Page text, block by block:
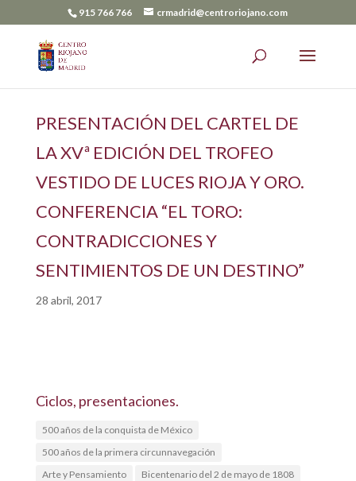
915 766 766 crmadrid@centroriojano.com
PRESENTACIÓN DEL CARTEL DE
LA XVª EDICIÓN DEL TROFEO
VESTIDO DE LUCES RIOJA Y ORO.
CONFERENCIA “EL TORO:
CONTRADICCIONES Y
SENTIMIENTOS DE UN DESTINO”
28 abril, 2017
Ciclos, presentaciones.
500 años de la conquista de México
500 años de la primera circunnavegación
Arte y Pensamiento
Bicentenario del 2 de mayo de 1808